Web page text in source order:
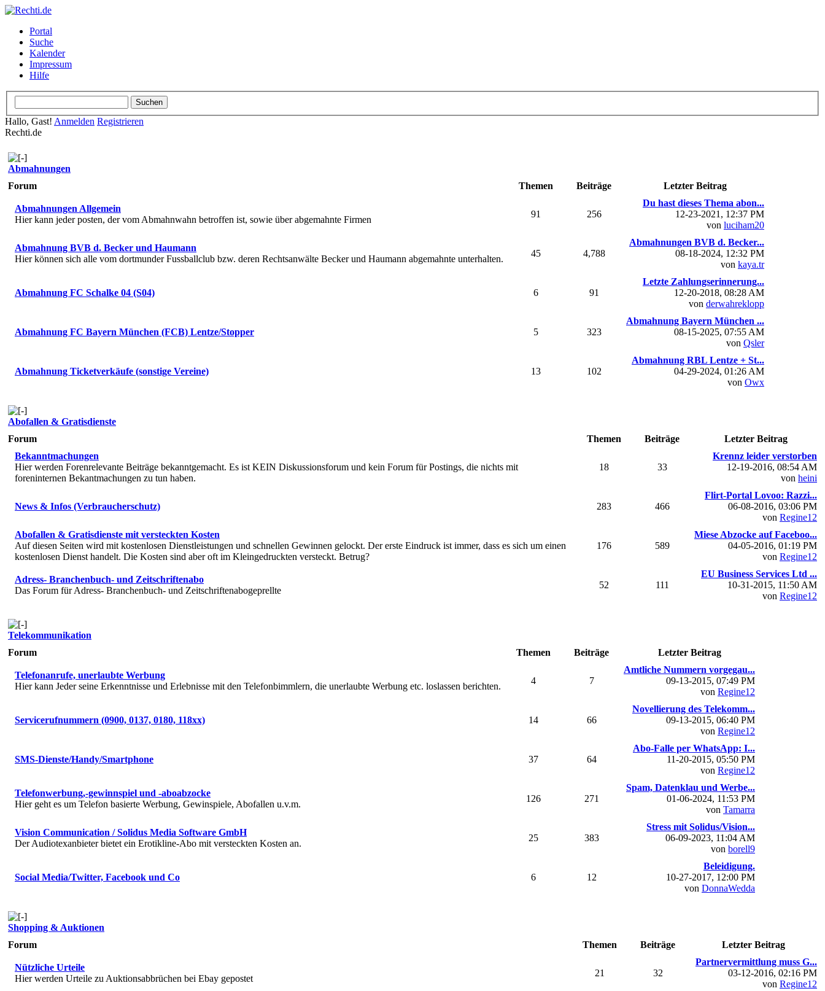
Portal
Suche
Kalender
Impressum
Hilfe
Hallo, Gast! Anmelden Registrieren
Rechti.de
Abmahnungen
Forum
Themen Beiträge Letzter Beitrag
Abmahnungen Allgemein
Hier kann jeder posten, der vom Abmahnwahn betroffen ist, sowie über abgemahnte Firmen
91 256
Du hast dieses Thema abon...
12-23-2021, 12:37 PM
von luciham20
Abmahnung BVB d. Becker und Haumann
Hier können sich alle vom dortmunder Fussballclub bzw. deren Rechtsanwälte Becker und Haumann abgemahnte unterhalten.
45 4,788
Abmahnungen BVB d. Becker...
08-18-2024, 12:32 PM
von kaya.tr
Abmahnung FC Schalke 04 (S04) 6 91
Letzte Zahlungserinnerung...
12-20-2018, 08:28 AM
von derwahreklopp
Abmahnung FC Bayern München (FCB) Lentze/Stopper 5 323
Abmahnung Bayern München ...
08-15-2025, 07:55 AM
von Qsler
Abmahnung Ticketverkäufe (sonstige Vereine) 13 102
Abmahnung RBL Lentze + St...
04-29-2024, 01:26 AM
von Owx
Abofallen & Gratisdienste
Forum
Themen Beiträge
Letzter Beitrag
Bekanntmachungen
Hier werden Forenrelevante Beiträge bekanntgemacht. Es ist KEIN Diskussionsforum und kein Forum für Postings, die nichts mit
foreninternen Bekantmachungen zu tun haben.
18 33
Krennz leider verstorben
12-19-2016, 08:54 AM
von heini
News & Infos (Verbraucherschutz) 283 466
Flirt-Portal Lovoo: Razzi...
06-08-2016, 03:06 PM
von Regine12
Abofallen & Gratisdienste mit versteckten Kosten
Auf diesen Seiten wird mit kostenlosen Dienstleistungen und schnellen Gewinnen gelockt. Der erste Eindruck ist immer, dass es sich um einen
kostenlosen Dienst handelt. Die Kosten sind aber oft im Kleingedruckten versteckt. Betrug?
176 589
Miese Abzocke auf Faceboo...
04-05-2016, 01:19 PM
von Regine12
Adress- Branchenbuch- und Zeitschriftenabo
Das Forum für Adress- Branchenbuch- und Zeitschriftenabogeprellte
52 111
EU Business Services Ltd ...
10-31-2015, 11:50 AM
von Regine12
Telekommunikation
Forum
Themen Beiträge Letzter Beitrag
Telefonanrufe, unerlaubte Werbung
Hier kann Jeder seine Erkenntnisse und Erlebnisse mit den Telefonbimmlern, die unerlaubte Werbung etc. loslassen berichten.
4 7
Amtliche Nummern vorgegau...
09-13-2015, 07:49 PM
von Regine12
Servicerufnummern (0900, 0137, 0180, 118xx) 14 66
Novellierung des Telekomm...
09-13-2015, 06:40 PM
von Regine12
SMS-Dienste/Handy/Smartphone 37 64
Abo-Falle per WhatsApp: I...
11-20-2015, 05:50 PM
von Regine12
Telefonwerbung,-gewinnspiel und -aboabzocke
Hier geht es um Telefon basierte Werbung, Gewinspiele, Abofallen u.v.m.
126 271
Spam, Datenklau und Werbe...
01-06-2024, 11:53 PM
von Tamarra
Vision Communication / Solidus Media Software GmbH
Der Audiotexanbieter bietet ein Erotikline-Abo mit versteckten Kosten an.
25 383
Stress mit Solidus/Vision...
06-09-2023, 11:04 AM
von borell9
Social Media/Twitter, Facebook und Co 6 12
Beleidigung.
10-27-2017, 12:00 PM
von DonnaWedda
Shopping & Auktionen
Forum
Themen Beiträge Letzter Beitrag
Nützliche Urteile
Hier werden Urteile zu Auktionsabbrüchen bei Ebay gepostet
21 32
Partnervermittlung muss G...
03-12-2016, 02:16 PM
von Regine12